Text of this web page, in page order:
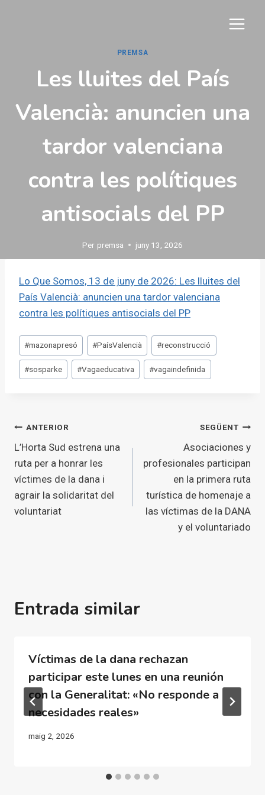
PREMSA
Les lluites del País
Valencià: anuncien una
tardor valenciana
contra les polítiques
antisocials del PP
Per premsa juny 13, 2026
Lo Que Somos, 13 de juny de 2026: Les lluites del
País Valencià: anuncien una tardor valenciana
contra les polítiques antisocials del PP
Etiquetes
d'entrada
#mazonapresó #PaísValencià #reconstrucció
#sosparke #Vagaeducativa #vagaindefinida
Navegació
d'entrades
ANTERIOR
L’Horta Sud estrena una
ruta per a honrar les
víctimes de la dana i
agrair la solidaritat del
voluntariat
SEGÜENT
Asociaciones y
profesionales participan
en la primera ruta
turística de homenaje a
las víctimas de la DANA
y el voluntariado
Entrada similar
Víctimas de la dana rechazan
participar este lunes en una reunión
con la Generalitat: «No responde a
necesidades reales»
maig 2, 2026